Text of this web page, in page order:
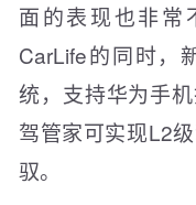
面的表现也非常
CarLife的同时，
统，支持华为手
驾管家可实现L2
驭。